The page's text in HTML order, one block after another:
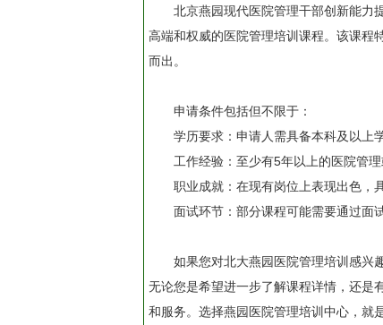
北京燕园现代医院管理干部创新能力
高端和权威的医院管理培训课程。该课程
而出。
申请条件包括但不限于：
学历要求：申请人需具备本科及以上学
工作经验：至少有5年以上的医院管理
职业成就：在现有岗位上表现出色，
面试环节：部分课程可能需要通过面
如果您对北大燕园医院管理培训感兴
无论您是希望进一步了解课程详情，还是
和服务。选择燕园医院管理培训中心，就